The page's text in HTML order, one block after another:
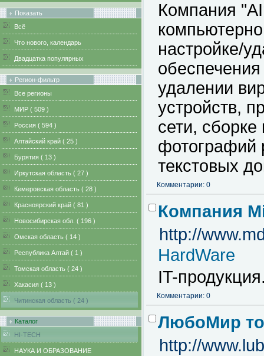
Показать
Всё
Что нового, календарь
Двадцатка популярных
Регион-фильтр
Все регионы
MИР ( 509 )
Pоссия ( 594 )
Алтайский край ( 25 )
Бурятия ( 13 )
Иркутская область ( 27 )
Кемеровская область ( 28 )
Красноярский край ( 81 )
Новосибирская обл. ( 196 )
Омская область ( 14 )
Республика Алтай ( 1 )
Томская область ( 24 )
Хакасия ( 13 )
Читинская область ( 24 )
Каталог
HI-TECH
НАУКА И ОБРАЗОВАНИЕ
Компания
настройке/
удалении
устройств,
сети,
фотографий
текстовых
Комментарии: 0
Компания
http://
HardWare
IT-
Комментарии: 0
ЛюбоМир
http://